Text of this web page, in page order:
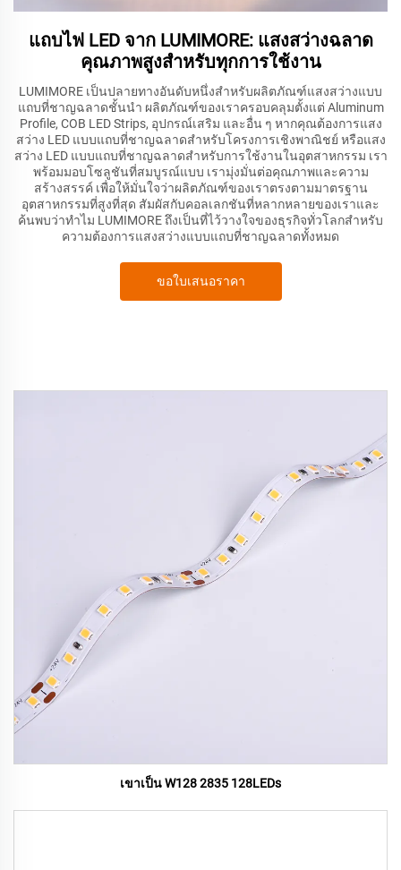
แถบไฟ LED จาก LUMIMORE: แสงสว่างฉลาด
คุณภาพสูงสำหรับทุกการใช้งาน
LUMIMORE เป็นปลายทางอันดับหนึ่งสำหรับผลิตภัณฑ์แสงสว่างแบบ
แถบที่ชาญฉลาดชั้นนำ ผลิตภัณฑ์ของเราครอบคลุมตั้งแต่ Aluminum
Profile, COB LED Strips, อุปกรณ์เสริม และอื่น ๆ หากคุณต้องการแสง
สว่าง LED แบบแถบที่ชาญฉลาดสำหรับโครงการเชิงพาณิชย์ หรือแสง
สว่าง LED แบบแถบที่ชาญฉลาดสำหรับการใช้งานในอุตสาหกรรม เรา
พร้อมมอบโซลูชันที่สมบูรณ์แบบ เรามุ่งมั่นต่อคุณภาพและความ
สร้างสรรค์ เพื่อให้มั่นใจว่าผลิตภัณฑ์ของเราตรงตามมาตรฐาน
อุตสาหกรรมที่สูงที่สุด สัมผัสกับคอลเลกชันที่หลากหลายของเราและ
ค้นพบว่าทำไม LUMIMORE ถึงเป็นที่ไว้วางใจของธุรกิจทั่วโลกสำหรับ
ความต้องการแสงสว่างแบบแถบที่ชาญฉลาดทั้งหมด
ขอใบเสนอราคา
เขาเป็น W128 2835 128LEDs